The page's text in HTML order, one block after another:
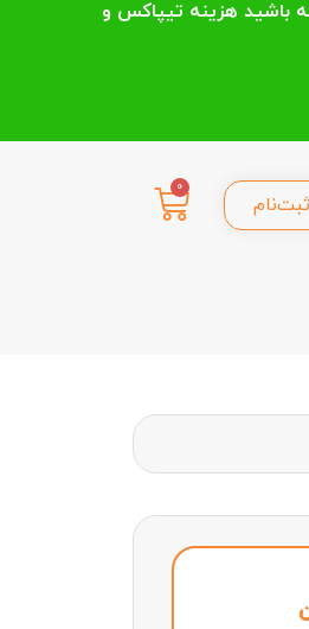
0
داشته باشید هزینه تیپاکس و